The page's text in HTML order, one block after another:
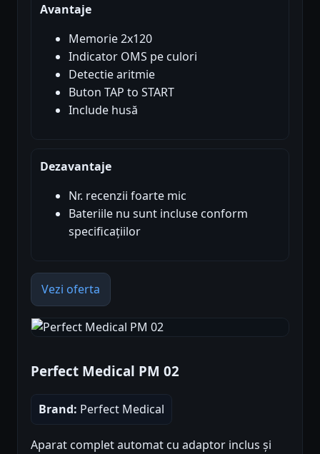
Avantaje
Memorie 2x120
Indicator OMS pe culori
Detectie aritmie
Buton TAP to START
Include husă
Dezavantaje
Nr. recenzii foarte mic
Bateriile nu sunt incluse conform
specificațiilor
Vezi oferta
Perfect Medical PM 02
Brand: Perfect Medical
Aparat complet automat cu adaptor inclus și